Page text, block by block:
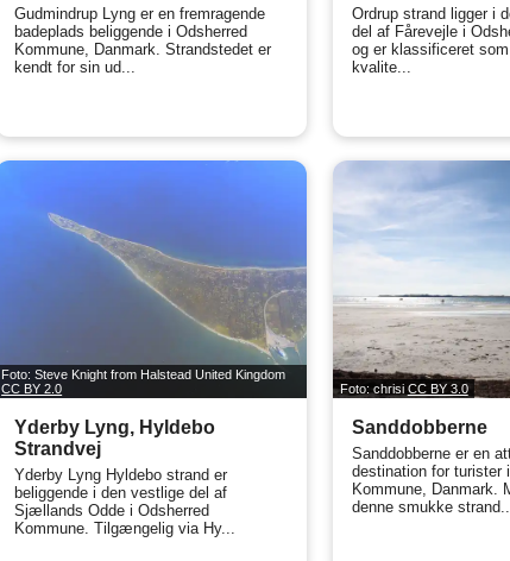
Gudmindrup Lyng er en fremragende
badeplads beliggende i Odsherred
Kommune, Danmark. Strandstedet er
kendt for sin ud...
Ordrup strand ligger i
del af Fårevejle i
og er klassificeret
kvalite...
Foto: Steve Knight from Halstead United Kingdom
CC BY 2.0
Yderby Lyng, Hyldebo
Strandvej
Yderby Lyng Hyldebo strand er
beliggende i den vestlige del af
Sjællands Odde i Odsherred
Kommune. Tilgængelig via Hy...
Foto: chrisi CC BY 3.0
Sanddobberne
Sanddobberne er en
destination for turister
Kommune, Danmark.
denne smukke